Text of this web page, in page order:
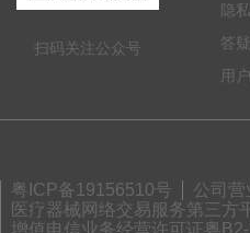
扫码关注公众号
隐
答
用
粤ICP备19156510号
公司营
医疗器械网络交易服务第三方
增值电信业务经营许可证粤